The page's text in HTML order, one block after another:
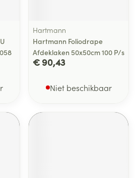
Hartmann
Hartmann Foliodrape
Afdeklaken 50x50cm 100 P/s
€ 90,43
Niet beschikbaar